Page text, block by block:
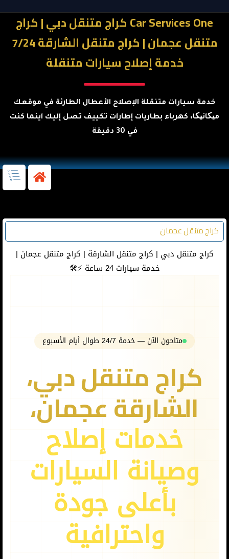
Car Services One كراج متنقل دبي | كراج
متنقل عجمان | كراج متنقل الشارقة 7/24
خدمة إصلاح سيارات متنقلة
خدمة سيارات متنقلة الإصلاح الأعطال الطارئة في موقعك
میکانیکا، كهرباء بطاريات إطارات تكييف تصل إليك اينما كنت
في 30 دقيقة
كراج متنقل عجمان
كراج متنقل دبي | كراج متنقل الشارقة | كراج متنقل عجمان |
خدمة سيارات 24 ساعة ⚡️🛠
متاحون الآن — خدمة 24/7 طوال أيام الأسبوع
كراج متنقل دبي،
الشارقة عجمان،
خدمات إصلاح
وصيانة السيارات
بأعلى جودة
واحترافية